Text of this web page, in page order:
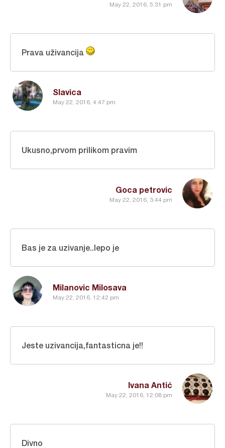
May 22, 2016, 5:31 pm
Slavica
May 22, 2016, 4:47 pm
Prava uživancija
Goca petrovic
May 22, 2016, 3:44 pm
Ukusno,prvom prilikom pravim
Milanovic Milosava
May 22, 2016, 12:42 pm
Bas je za uzivanje..lepo je
Ivana Antić
May 22, 2016, 12:08 pm
Jeste uzivancija,fantasticna je!!
Divno